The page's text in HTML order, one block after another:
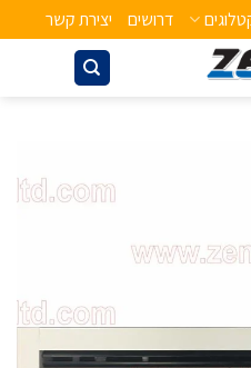
דרושים יצירת קשר